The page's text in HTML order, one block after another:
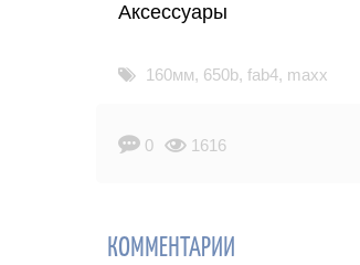
Аксессуары
160мм, 650b, fab4, maxx
0 1616
КОММЕНТАРИИ